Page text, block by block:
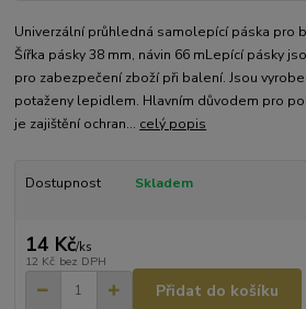
Univerzální průhledná samolepící páska pro
Šířka pásky 38 mm, návin 66 mLepící pásky
pro zabezpečení zboží při balení. Jsou
potaženy lepidlem. Hlavním důvodem pro
je zajištění ochran... celý popis
Dostupnost Skladem
14 Kč/ks
12 Kč bez DPH
Přidat do košíku